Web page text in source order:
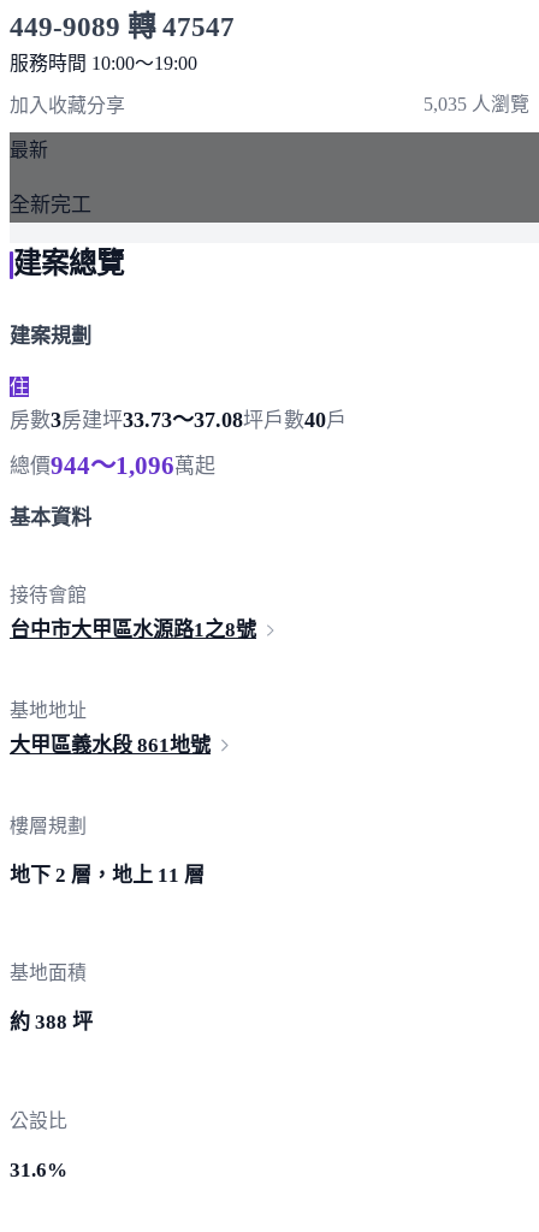
449-9089 轉 47547
服務時間 10:00～19:00
加入收藏分享 5,035 人瀏覽
最新
全新完工
建案總覽
建案規劃
住
房數3房建坪33.73～37.08坪戶數40戶
總價944～1,096萬起
基本資料
接待會館
台中市大甲區水源路1之8號
基地地址
大甲區義水段 861地號
樓層規劃
地下 2 層，地上 11 層
基地面積
約 388 坪
公設比
31.6%